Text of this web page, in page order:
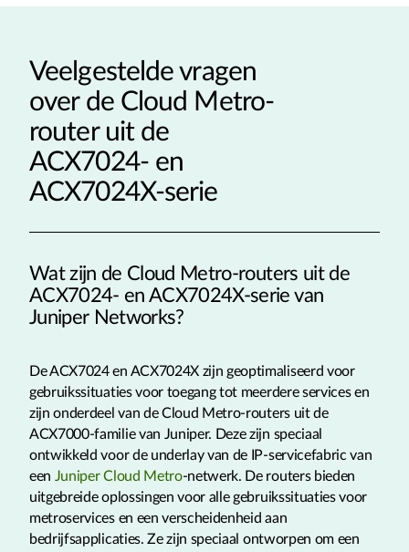
Veelgestelde vragen
over de Cloud Metro-
router uit de
ACX7024- en
ACX7024X-serie
Wat zijn de Cloud Metro-routers uit de
ACX7024- en ACX7024X-serie van
Juniper Networks?
De ACX7024 en ACX7024X zijn geoptimaliseerd voor
gebruikssituaties voor toegang tot meerdere services en
zijn onderdeel van de Cloud Metro-routers uit de
ACX7000-familie van Juniper. Deze zijn speciaal
ontwikkeld voor de underlay van de IP-servicefabric van
een Juniper Cloud Metro-netwerk. De routers bieden
uitgebreide oplossingen voor alle gebruikssituaties voor
metroservices en een verscheidenheid aan
bedrijfsapplicaties. Ze zijn speciaal ontworpen om een